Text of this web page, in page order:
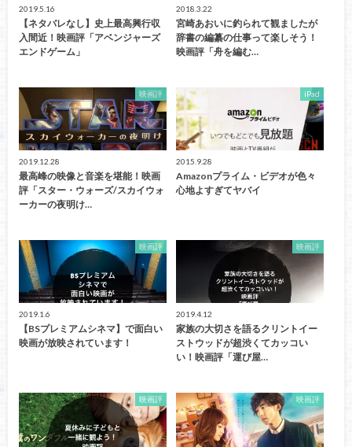
2019.5.16
【ネタバレなし】史上最高興行収
入間近！映画評「アベンジャーズ
エンドゲーム」
2018.3.22
宮崎あおいに釣られて観ましたが
辞書の編纂の仕事って楽しそう！
映画評「舟を編む…
映画評
2019.12.28
最高峰の映像と音楽を堪能！映画
評「スター・ウォーズ/スカイウォ
ーカーの夜明け…
iPad
2015.9.28
Amazonプライム・ビデオが色々
心地よすぎてヤバイ
映画評
2019.1.6
【BSプレミアムシネマ】で面白い
映画が放映されています！
映画評
2019.4.12
家族の大切さを語るクリントイー
ストウッドが超渋くてカッコい
い！映画評「運び屋…
映画評 映画評